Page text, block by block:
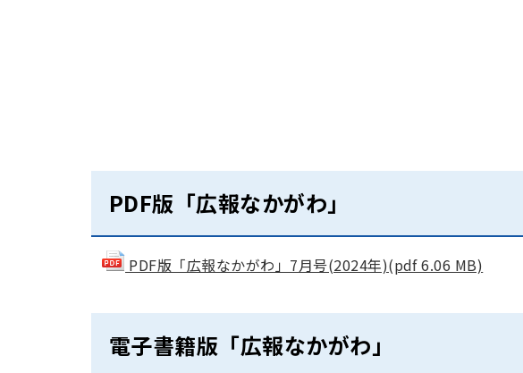
PDF版「広報なかがわ」
PDF版「広報なかがわ」7月号(2024年)(pdf 6.06 MB)
電子書籍版「広報なかがわ」